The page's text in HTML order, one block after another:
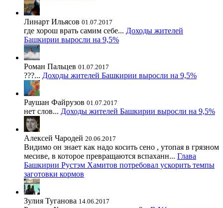
Линарт Ильясов 01.07.2017
где хорош врать самим себе... Доходы жителей
Башкирии выросли на 9,5%
Роман Пальцев 01.07.2017
???... Доходы жителей Башкирии выросли на 9,5%
Раушан Файрузов 01.07.2017
нет слов... Доходы жителей Башкирии выросли на 9,5%
Алексей Чародей 20.06.2017
Видимо он знает как надо косить сено , утопая в грязном
месиве, в которое превращаются вспаханн... Глава
Башкирии Рустэм Хамитов потребовал ускорить темпы
заготовки кормов
Зулия Туганова 14.06.2017